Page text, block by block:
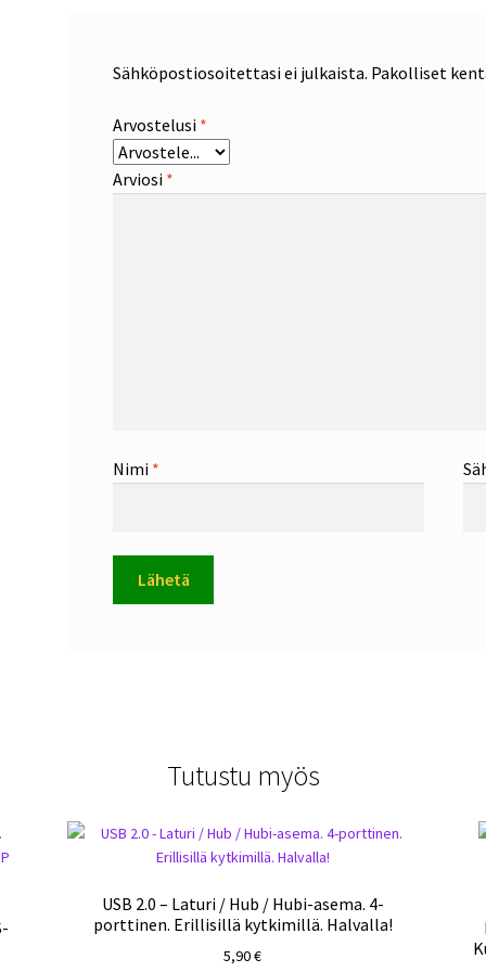
Sähköpostiosoitettasi ei julkaista. Pakolliset
Arvostelusi *
Arviosi *
Nimi *
Tutustu myös
USB 2.0 – Laturi / Hub / Hubi-asema. 4-
porttinen. Erillisillä kytkimillä. Halvalla!
5,90€